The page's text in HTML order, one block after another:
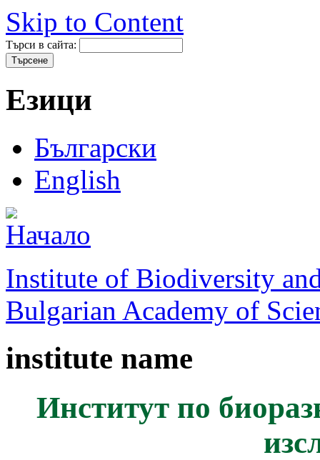
Skip to Content
Търси в сайта:
Езици
Български
English
Institute of Biodiversity
Bulgarian Academy of
institute name
Институт по